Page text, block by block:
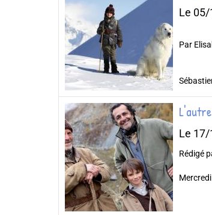
Le
Par
Le
Rédigé